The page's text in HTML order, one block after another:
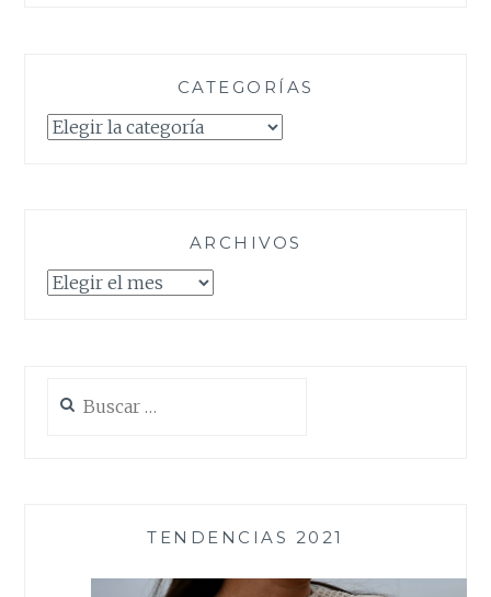
CATEGORÍAS
Categorías
ARCHIVOS
Archivos
TENDENCIAS 2021